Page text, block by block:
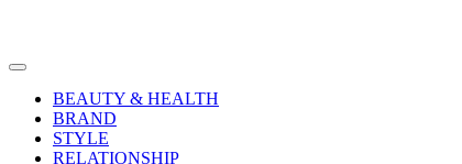
Off
CanvasBEAUTY & HEALTH
BRAND
STYLE
RELATIONSHIP